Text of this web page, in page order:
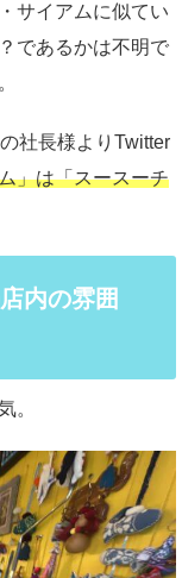
サイアムに似てい
であるかは不明で
社長様よりTwitter
」は「スースーチ
内の雰囲
。